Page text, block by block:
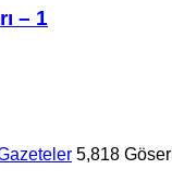
– 1
5,818